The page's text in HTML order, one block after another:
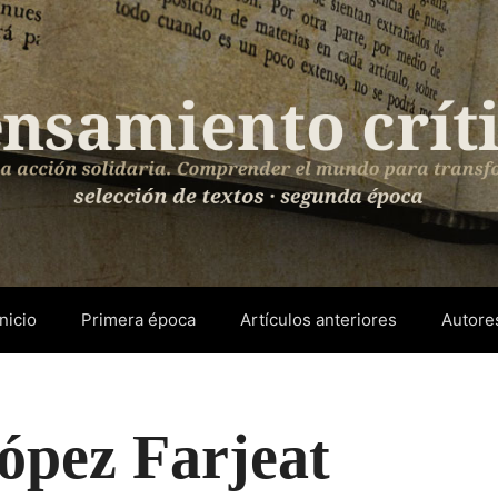
Primera época Artículos anteriores
Farjeat